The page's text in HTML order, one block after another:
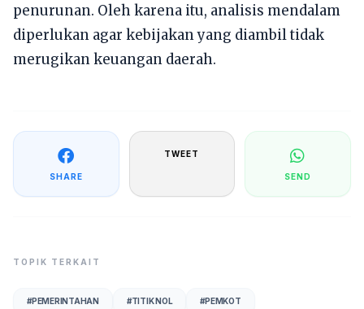
penurunan. Oleh karena itu, analisis mendalam
diperlukan agar kebijakan yang diambil tidak
merugikan keuangan daerah.
SHARE
TWEET
SEND
TOPIK TERKAIT
#PEMERINTAHAN #TITIK NOL #PEMKOT